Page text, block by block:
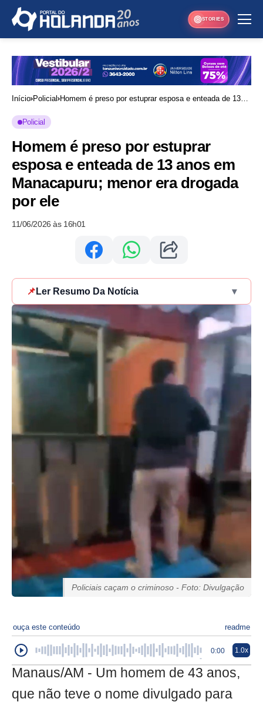
STORIES
Início Policial Homem é preso por estuprar esposa e enteada de 13
Policial
Homem é preso por estuprar
esposa e enteada de 13 anos em
Manacapuru; menor era drogada
por ele
11/06/2026 às 16h01
📌 Ler Resumo Da Notícia ▾
Policiais caçam o criminoso - Foto: Divulgação
ouça este conteúdo readme
0:00 1.0x
Manaus/AM - Um homem de 43 anos,
que não teve o nome divulgado para